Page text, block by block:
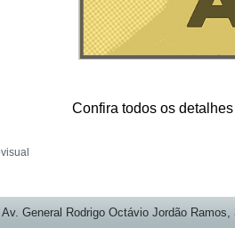
Confira todos os
Av. General Rodrigo Octávio Jordão